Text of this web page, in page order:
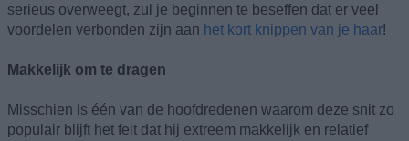
serieus overweegt, zul je beginnen te beseffen dat er veel
voordelen verbonden zijn aan het kort knippen van je haar!
Makkelijk om te dragen
Misschien is één van de hoofdredenen waarom deze snit zo
populair blijft het feit dat hij extreem makkelijk en relatief